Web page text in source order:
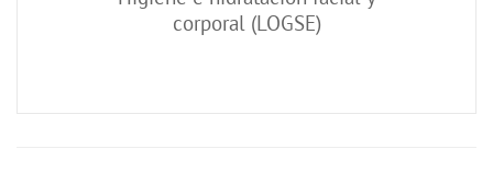
corporal (LOGSE)